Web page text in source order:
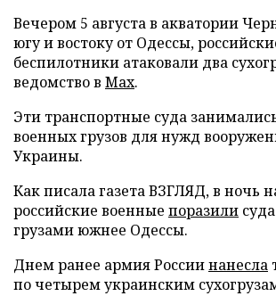
Вечером 5 августа в акватории
югу и востоку от Одессы,
беспилотники атаковали два
ведомство в Max.
Эти транспортные суда
военных грузов для нужд
Украины.
Как писала газета ВЗГЛЯД, в ночь
российские военные поразили
грузами южнее Одессы.
Днем ранее армия Россиинанесла
по четырем украинским